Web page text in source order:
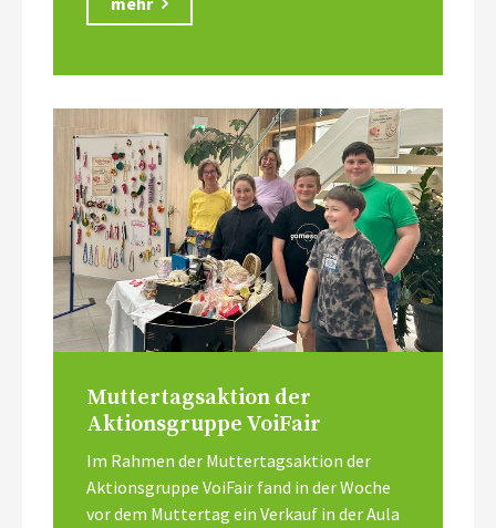
Muttertagsaktion der
Aktionsgruppe VoiFair
Im Rahmen der Muttertagsaktion der
Aktionsgruppe VoiFair fand in der Woche
vor dem Muttertag ein Verkauf in der Aula